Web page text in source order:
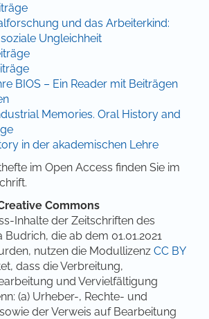
und das Arbeiterkind:
Ungleichheit
BIOS – Ein Reader mit Beiträgen
Memories. Oral History and
in der akademischen Lehre
im Open Access finden Sie im
Commons
Inhalte der Zeitschriften des
die ab dem 01.01.2021
nutzen die Modullizenz CC BY
dass die Verbreitung,
und Vervielfältigung
(a) Urheber-, Rechte- und
der Verweis auf Bearbeitung